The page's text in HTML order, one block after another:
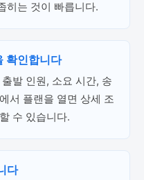
히는 것이 빠릅니다.
확인합니다
발 인원, 소요 시간, 송
서 플랜을 열면 상세 조
수 있습니다.
다